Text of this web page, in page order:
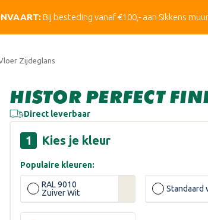
Bij besteding vanaf €100,- aan Sikkens
Zijdeglans
HISTOR PERFECT
Direct leverbaar
Kies je kleur
Populaire kleuren:
RAL 9010
Zuiver Wit
Standaard